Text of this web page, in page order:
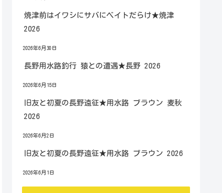
焼津前はイワシにサバにベイトだらけ★焼津
2026
2026年6月30日
長野用水路釣行 猿との遭遇★長野 2026
2026年6月15日
旧友と初夏の長野遠征★用水路 ブラウン 麦秋
2026
2026年6月2日
旧友と初夏の長野遠征★用水路 ブラウン 2026
2026年6月1日